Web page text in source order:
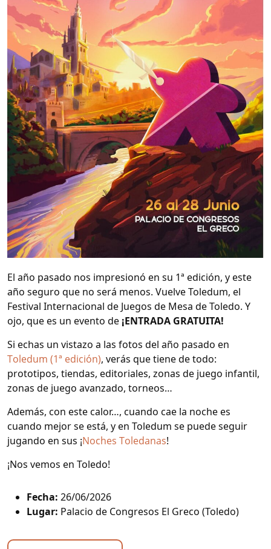
El año pasado nos impresionó en su 1ª edición, y este
año seguro que no será menos. Vuelve Toledum, el
Festival Internacional de Juegos de Mesa de Toledo. Y
ojo, que es un evento de ¡ENTRADA GRATUITA!
Si echas un vistazo a las fotos del año pasado en
Toledum (1ª edición), verás que tiene de todo:
prototipos, tiendas, editoriales, zonas de juego infantil,
zonas de juego avanzado, torneos…
Además, con este calor…, cuando cae la noche es
cuando mejor se está, y en Toledum se puede seguir
jugando en sus ¡Noches Toledanas!
¡Nos vemos en Toledo!
Fecha: 26/06/2026
Lugar: Palacio de Congresos El Greco (Toledo)